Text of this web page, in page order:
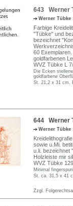
643 Werner
Werner Tübke
Farbige
"Tübke" und
bezeichnet
60
goldfarbenen
WVZ Tübke L
Die Ecken
goldfarbene
St. 21,2 x 31 cm,
644 Werner
Werner Tübke
sowie u.Mi.
u.li. bezeichnet
Holzleiste mir
WVZ Tübke
Minimal
St. ca. 31,5 x 41
Zzgl.